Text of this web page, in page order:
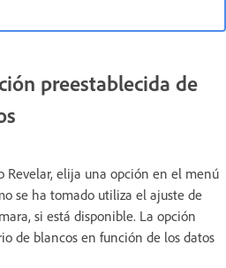
preestablecida de
Revelar, elija una opción en el menú
se ha tomado utiliza el ajuste de
si está disponible. La opción
de blancos en función de los datos